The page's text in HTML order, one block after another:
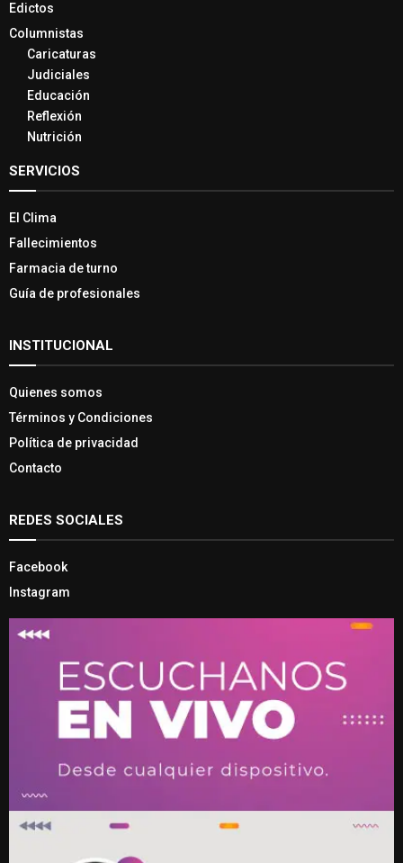
Edictos
Columnistas
Caricaturas
Judiciales
Educación
Reflexión
Nutrición
SERVICIOS
El Clima
Fallecimientos
Farmacia de turno
Guía de profesionales
INSTITUCIONAL
Quienes somos
Términos y Condiciones
Política de privacidad
Contacto
REDES SOCIALES
Facebook
Instagram